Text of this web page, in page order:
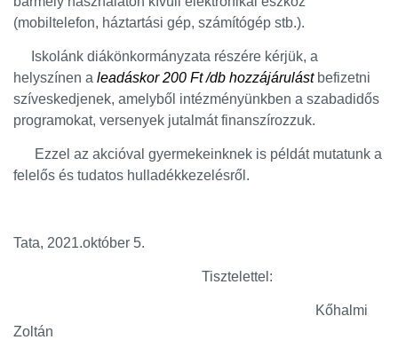
(mobiltelefon, háztartási gép, számítógép stb.).
Iskolánk diákönkormányzata részére kérjük, a
helyszínen a leadáskor 200 Ft /db hozzájárulástbefizetni
szíveskedjenek, amelyből intézményünkben a szabadidős
programokat, versenyek jutalmát finanszírozzuk.
Ezzel az akcióval gyermekeinknek is példát mutatunk a
felelős és tudatos hulladékkezelésről.
Tata, 2021.október 5.
Tisztelettel:
Kőhalmi
Zoltán